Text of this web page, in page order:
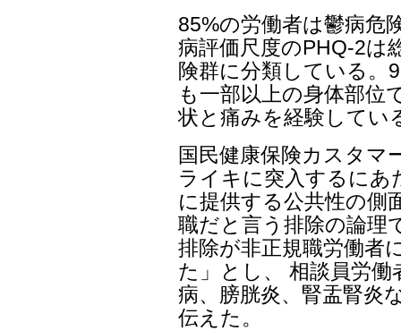
85%の労働者は鬱病危
病評価尺度のPHQ-2は
険群に分類している。
も一部以上の身体部位
状と痛みを経験してい
国民健康保険カスタマ
ライキに突入するにあ
に提供する公共性の側
職だと言う排除の論理
排除が非正規職労働者
た」とし、 相談員労働
病、膀胱炎、腎盂腎炎
伝えた。